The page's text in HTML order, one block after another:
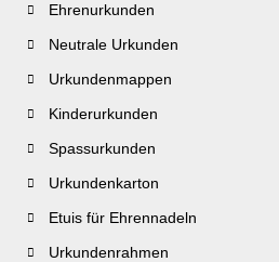
Ehrenurkunden
Neutrale Urkunden
Urkundenmappen
Kinderurkunden
Spassurkunden
Urkundenkarton
Etuis für Ehrennadeln
Urkundenrahmen